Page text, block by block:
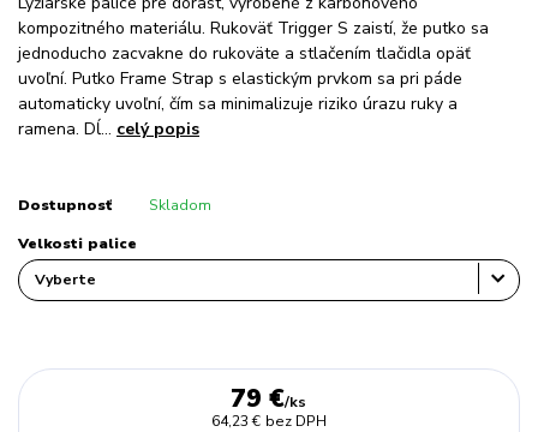
kompozitného materiálu. Rukoväť Trigger S zaistí, že putko sa
jednoducho zacvakne do rukoväte a stlačením tlačidla opäť
uvoľní. Putko Frame Strap s elastickým prvkom sa pri páde
automaticky uvoľní, čím sa minimalizuje riziko úrazu ruky a
ramena. Dĺ... celý popis
Dostupnosť Skladom
Velkosti palice
79 €/ks
64,23 € bez DPH